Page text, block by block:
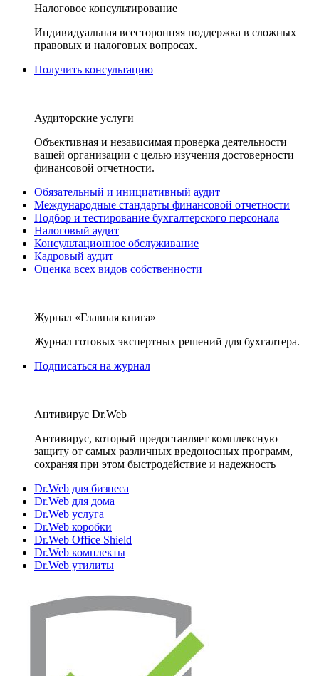
Налоговое консультирование
Индивидуальная всесторонняя поддержка в сложных
правовых и налоговых вопросах.
Получить консультацию
Аудиторские услуги
Объективная и независимая проверка деятельности
вашей организации с целью изучения достоверности
финансовой отчетности.
Обязательный и инициативный аудит
Международные стандарты финансовой отчетности
Подбор и тестирование бухгалтерского персонала
Налоговый аудит
Консультационное обслуживание
Кадровый аудит
Оценка всех видов собственности
Журнал «Главная книга»
Журнал готовых экспертных решений для бухгалтера.
Подписаться на журнал
Антивирус Dr.Web
Антивирус, который предоставляет комплексную
защиту от самых различных вредоносных программ,
сохраняя при этом быстродействие и надежность
Dr.Web для бизнеса
Dr.Web для дома
Dr.Web услуга
Dr.Web коробки
Dr.Web Office Shield
Dr.Web комплекты
Dr.Web утилиты